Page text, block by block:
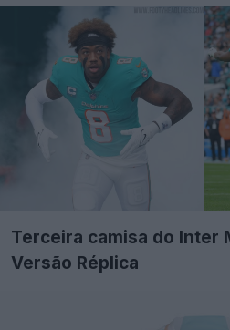
Terceira camisa do Inter
Versão Réplica